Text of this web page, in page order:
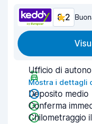
8,2
Ufficio di
Mostra i dettagli
Deposito medio
Conferma
Chilometraggio